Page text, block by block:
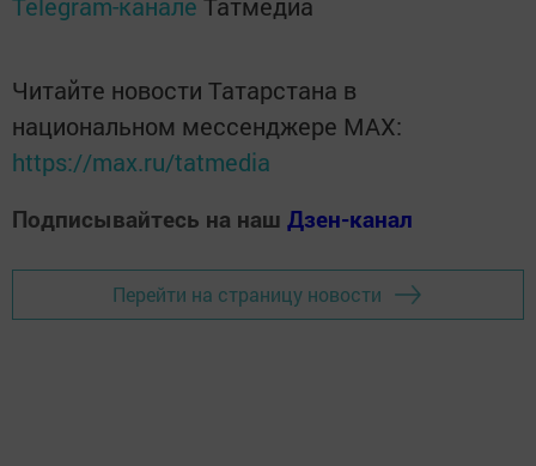
Читайте новости Татарстана в
национальном мессенджере MАХ:
https://max.ru/tatmedia
Подписывайтесь на наш Дзен-канал
Перейти на страницу новости